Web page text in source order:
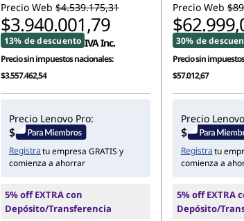
Precio Web $4.539.175,31
$3.940.001,79
13% de descuento IVA Inc.
Precio sin impuestos nacionales:
$3.557.462,54
Precio Lenovo Pro:
Registratu empresa GRATIS y
comienza a ahorrar
5% off EXTRA con
Depósito/Transferencia
Precio Web
30% de
Precio sin
$57.012,67
Precio
Registratu
comienza a
5% off EXTRA
Depósito/